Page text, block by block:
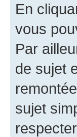
En
vous
Par
de sujet
sujet